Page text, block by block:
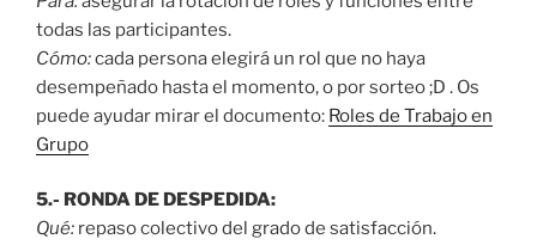
todas las participantes.
Cómo:cada persona elegirá un rol que no haya
desempeñado hasta el momento, o por sorteo ;D . Os
puede ayudar mirar el documento: Roles de Trabajo en
Grupo
5.- RONDA DE DESPEDIDA:
Qué: repaso colectivo del grado de satisfacción.